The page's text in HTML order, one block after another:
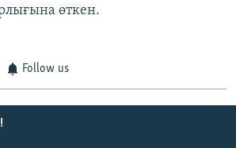
өткен.
Follow us